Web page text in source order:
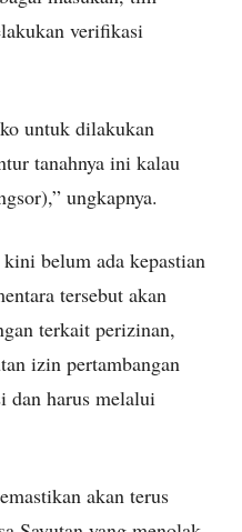
verifikasi
untuk dilakukan
tanahnya ini kalau
ungkapnya.
belum ada kepastian
tersebut akan
terkait perizinan,
izin pertambangan
dan harus melalui
akan terus